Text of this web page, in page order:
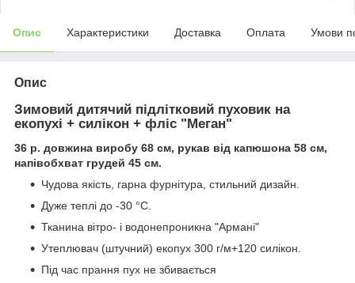
Опис Характеристики Доставка Оплата Умови
Опис
Зимовий дитячий підлітковий пуховик на
екопухі + силікон + фліс "Меган"
36 р. довжина виробу 68 см, рукав від капюшона 58 см,
напівобхват грудей 45 см.
Чудова якість, гарна фурнітура, стильний дизайн.
Дуже теплі до -30 °C.
Тканина вітро- і водонепроникна "Армані"
Утеплювач (штучний) екопух 300 г/м+120 силікон.
Під час прання пух не збивається